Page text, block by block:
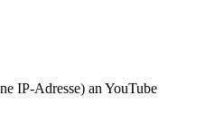
IP-Adresse) an YouTube